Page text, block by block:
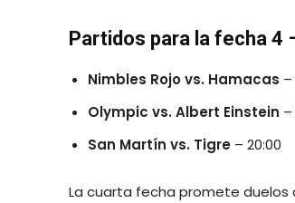
Partidos para la fecha 4
Nimbles Rojo vs. Hamacas –
Olympic vs. Albert Einstein –
San Martín vs. Tigre – 20:00
La cuarta fecha promete